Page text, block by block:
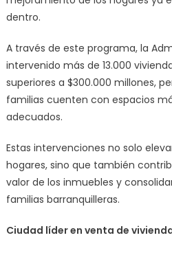
dentro.
A través de este programa, la
intervenido más de 13.000
superiores a $300.000 millones,
familias cuenten con espacios
adecuados.
Estas intervenciones no solo
hogares, sino que también
valor de los inmuebles y
familias barranquilleras.
Ciudad líder en venta de